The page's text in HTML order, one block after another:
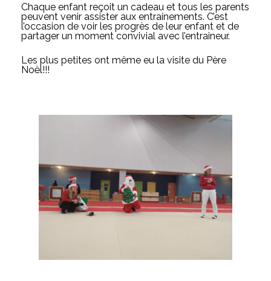
Chaque enfant reçoit un cadeau et tous les parents
peuvent venir assister aux entrainements. C’est
l’occasion de voir les progrès de leur enfant et de
partager un moment convivial avec l’entraineur.
Les plus petites ont même eu la visite du Père
Noël!!!